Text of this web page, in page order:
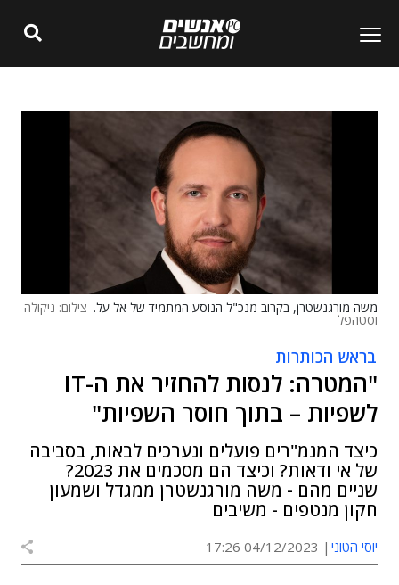
משה מורגנשטרן, בקרוב מנכ"ל הנוסע המתמיד של אל על. צילום: ניקולה
וסטהפל
בראש הכותרות
"המטרה: לנסות להחזיר את ה-IT
לשפיות – בתוך חוסר השפיות"
כיצד המנמ"רים פועלים ונערכים לבאות, בסביבה
של אי ודאות? וכיצד הם מסכמים את 2023?
שניים מהם - משה מורגנשטרן ממגדל ושמעון
חקון מנטפים - משיבים
יוסי הטוני 04/12/2023 17:26